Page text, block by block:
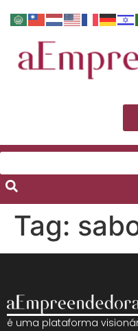
Tag:
é uma plataforma